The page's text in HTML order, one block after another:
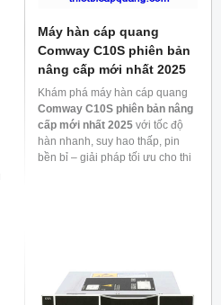
Máy hàn cáp quang
Comway C10S phiên bản
nâng cấp mới nhất 2025
Khám phá máy hàn cáp quang
Comway C10S phiên bản nâng
cấp mới nhất 2025 với tốc độ
hàn nhanh, suy hao thấp, pin
bền bỉ – giải pháp tối ưu cho thi